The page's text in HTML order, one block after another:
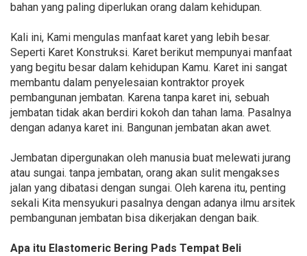
bahan yang paling diperlukan orang dalam kehidupan.
Kali ini, Kami mengulas manfaat karet yang lebih besar.
Seperti Karet Konstruksi. Karet berikut mempunyai manfaat
yang begitu besar dalam kehidupan Kamu. Karet ini sangat
membantu dalam penyelesaian kontraktor proyek
pembangunan jembatan. Karena tanpa karet ini, sebuah
jembatan tidak akan berdiri kokoh dan tahan lama. Pasalnya
dengan adanya karet ini. Bangunan jembatan akan awet.
Jembatan dipergunakan oleh manusia buat melewati jurang
atau sungai. tanpa jembatan, orang akan sulit mengakses
jalan yang dibatasi dengan sungai. Oleh karena itu, penting
sekali Kita mensyukuri pasalnya dengan adanya ilmu arsitek
pembangunan jembatan bisa dikerjakan dengan baik.
Apa itu Elastomeric Bering Pads Tempat Beli